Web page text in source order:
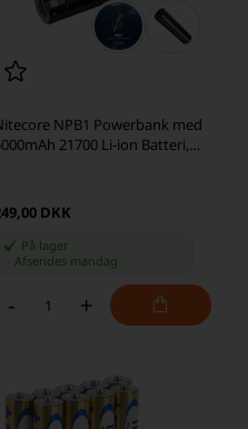
NPB1 Powerbank med
21700 Li-ion Batteri,
DKK
På lager
Afsendes mandag
- +